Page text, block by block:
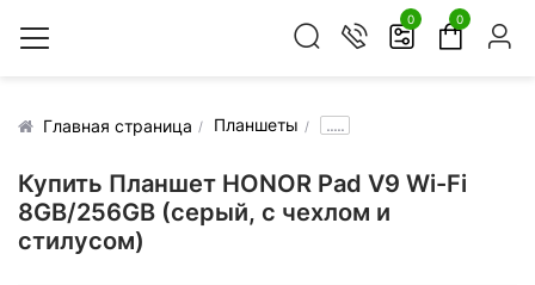
0 0
Главная страница Планшеты .....
Купить Планшет HONOR Pad V9 Wi-Fi
8GB/256GB (серый, с чехлом и
стилусом)